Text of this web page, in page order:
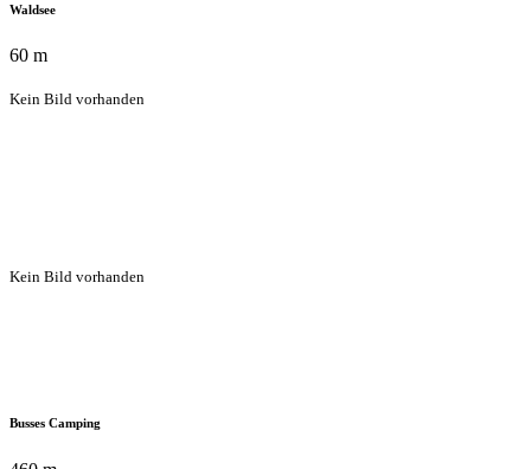
Waldsee
60 m
Kein Bild vorhanden
Kein Bild vorhanden
Busses Camping